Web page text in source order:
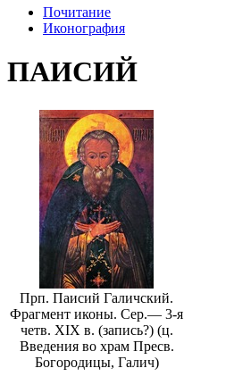
Почитание
Иконография
ПАИСИЙ
Прп. Паисий Галичский.
Фрагмент иконы. Сер.— 3-я
четв. XIX в. (запись?) (ц.
Введения во храм Пресв.
Богородицы, Галич)